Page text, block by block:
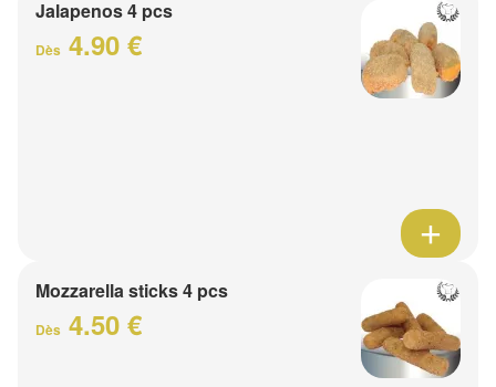
Jalapenos 4 pcs
Dès 4.90 €
Mozzarella sticks 4 pcs
Dès 4.50 €